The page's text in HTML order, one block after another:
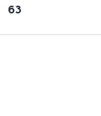
63